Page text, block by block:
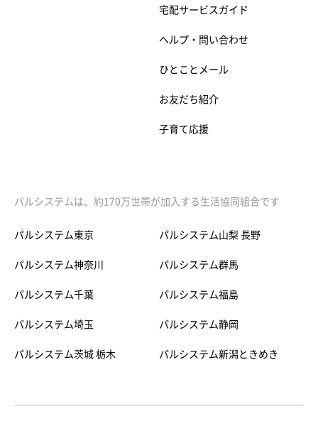
宅配サービスガイド
ヘルプ・問い合わせ
ひとことメール
お友だち紹介
子育て応援
パルシステムは、約170万世帯が加入する生活協同組合です
パルシステム東京
パルシステム神奈川
パルシステム千葉
パルシステム埼玉
パルシステム茨城 栃木
パルシステム山梨 長野
パルシステム群馬
パルシステム福島
パルシステム静岡
パルシステム新潟ときめき